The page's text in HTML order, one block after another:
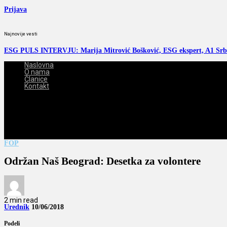
Prijava
Najnovije vesti
ESG PULS INTERVJU: Marija Mitrović Bošković, ESG ekspert, A1
Naslovna
O nama
Članice
Kontakt
FOP
Održan Naš Beograd: Desetka za volontere
2 min read
Urednik 10/06/2018
Podeli